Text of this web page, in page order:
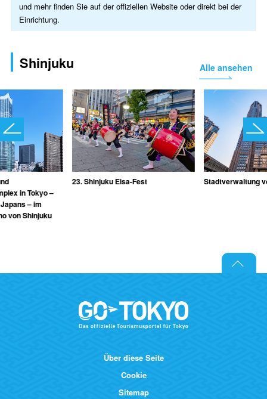
und mehr finden Sie auf der offiziellen Website oder direkt bei der
Einrichtung.
Shinjuku Alle ansehen
in Tokyo –
– im
von Shinjuku
23. Shinjuku Eisa-Fest Stadtverwaltung
Über diese Seite
Cookie
Sitemap